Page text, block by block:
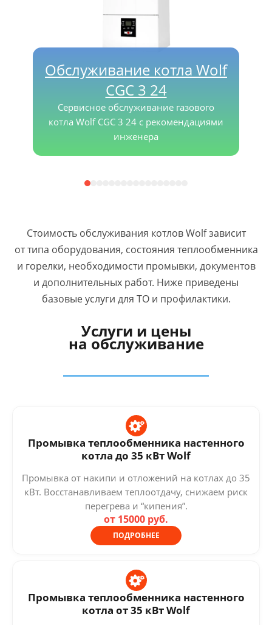
Обслуживание котла Wolf
CGC 3 24
Сервисное обслуживание газового
котла Wolf CGC 3 24 с рекомендациями
инженера
Стоимость обслуживания котлов Wolf зависит
от типа оборудования, состояния теплообменника
и горелки, необходимости промывки, документов
и дополнительных работ. Ниже приведены
базовые услуги для ТО и профилактики.
Услуги и цены
на обслуживание
Промывка теплообменника настенного
котла до 35 кВт Wolf
Промывка от накипи и отложений на котлах до 35
кВт. Восстанавливаем теплоотдачу, снижаем риск
перегрева и “кипения”.
от 15000 руб.
ПОДРОБНЕЕ
Промывка теплообменника настенного
котла от 35 кВт Wolf